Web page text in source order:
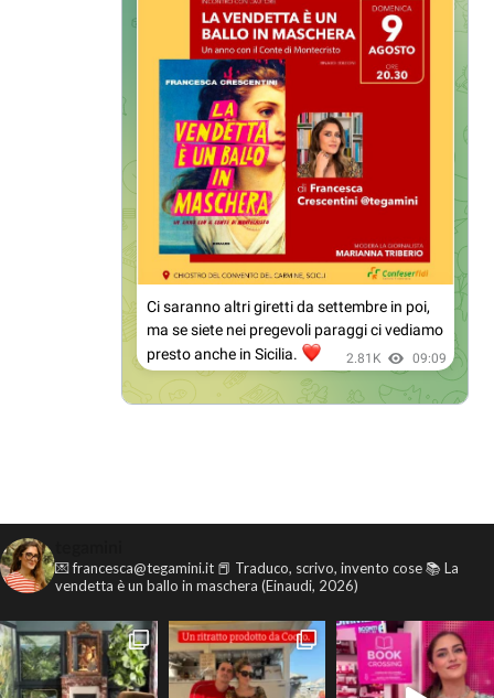
💌 francesca@tegamini.it 📕 Traduco, scrivo, invento cose📚 La
vendetta è un ballo in maschera (Einaudi, 2026)